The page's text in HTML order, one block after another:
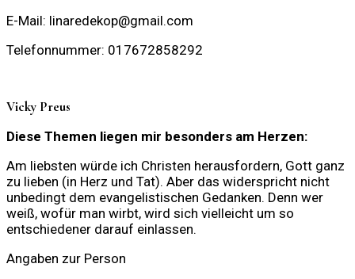
E-Mail: linaredekop@gmail.com
Telefonnummer: 017672858292
Vicky Preus
Diese Themen liegen mir besonders am Herzen:
Am liebsten würde ich Christen herausfordern, Gott ganz
zu lieben (in Herz und Tat). Aber das widerspricht nicht
unbedingt dem evangelistischen Gedanken. Denn wer
weiß, wofür man wirbt, wird sich vielleicht um so
entschiedener darauf einlassen.
Angaben zur Person